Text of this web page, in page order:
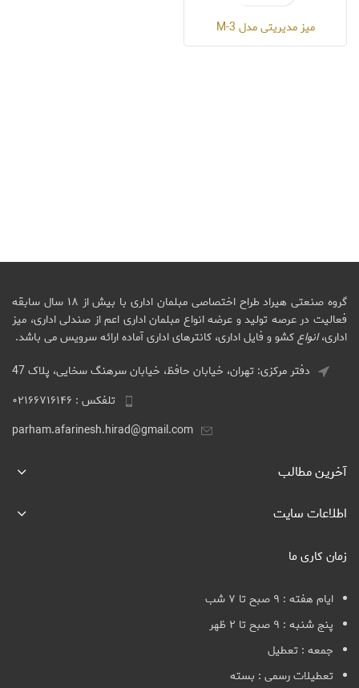
میز مدیریتی مدل M-3
گروه صنعتی هیراد طراح اختصاصی مبلمان اداری با بیش از ۱۸ سال سابقه
فعالیت در عرصه تولید و عرضه انواع مبلمان اداری اعم از صندلی اداری، میز
اداری،انواعکشو و فایل اداری، کانترهای اداری آماده ارائه سرویس می باشد.
دفتر مرکزی: تهران، خیابان حافظ، خیابان سرهنگ سخایی، پلاک 47
تلفکس : ۰۲۱۶۶۷۱۶۱۴۶
parham.afarinesh.hirad@gmail.com
آخرین مطالب
اطلاعات سایت
زمان کاری ما
ایام هفته : ۹ صبح تا ۷ شب
پنج شنبه : ۹ صبح تا ۲ ظهر
جمعه : تعطیل
تعطیلات رسمی : بسته